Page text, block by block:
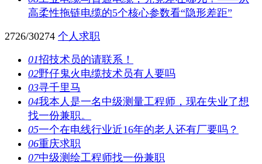
高柔性拖链电缆的5个核心参数看“隐形差距”
2726/30274 个人求职
01招技术员的请联系！
02野仔鬼火电缆技术员有人要吗
03寻千里马
04我本人是一名中级测量工程师，现在失业了想
找一份兼职。
05一个在电线行业近16年的老人还有厂要吗？
06重庆求职
07中级测绘工程师找一份兼职